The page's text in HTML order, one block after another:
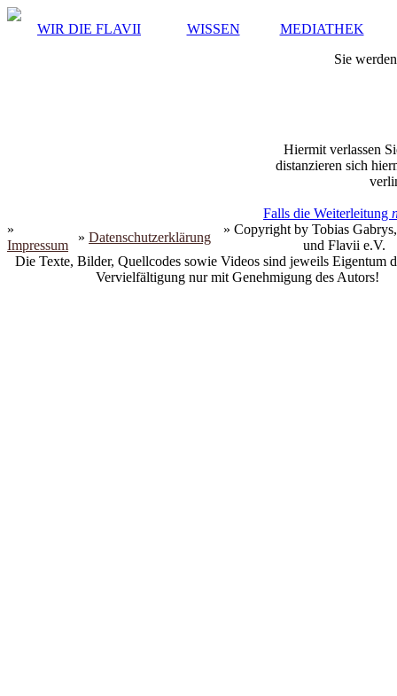
WIR DIE FLAVII WISSEN
MEDIATHEK
Sie
Hiermit verlassen
distanzieren sich
Falls die Weiterleitung
»
Impressum
» Datenschutzerklärung
» Copyright by Tobias
und Flavii e.V.
Die Texte, Bilder, Quellcodes sowie Videos sind jeweils Eigentum
Vervielfältigung nur mit Genehmigung des Autors!